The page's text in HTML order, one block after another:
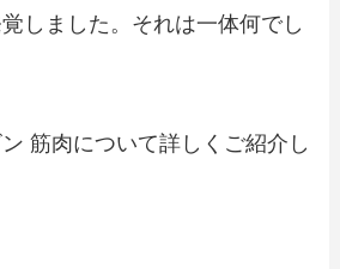
しました。それは一体何でし
筋肉について詳しくご紹介し